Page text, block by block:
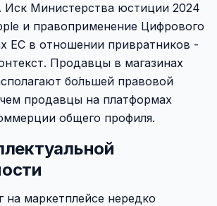
Иск Министерства юстиции 2024
и правоприменение Цифрового
ЕС в отношении привратников -
Продавцы в магазинах
бо́льшей правовой
продавцы на платформах
общего профиля.
на маркетплейсе нередко